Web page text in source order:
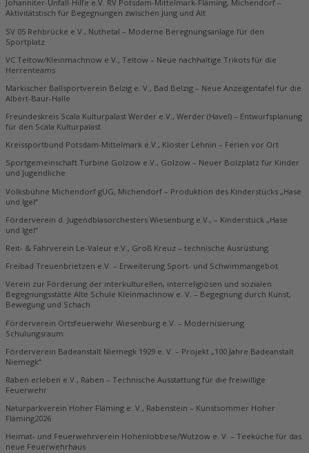
Johanniter-Unfall-Hilfe e.V. RV Potsdam-Mittelmark-Fläming, Michendorf –
Aktivitätstisch für Begegnungen zwischen Jung und Alt
SV 05 Rehbrücke e.V., Nuthetal – Moderne Beregnungsanlage für den
Sportplatz
VC Teltow/Kleinmachnow e.V., Teltow – Neue nachhaltige Trikots für die
Herrenteams
Märkischer Ballsportverein Belzig e. V., Bad Belzig – Neue Anzeigentafel für die
Albert-Baur-Halle
Freundeskreis Scala Kulturpalast Werder e.V., Werder (Havel) – Entwurfsplanung
für den Scala Kulturpalast
Kreissportbund Potsdam-Mittelmark e.V., Kloster Lehnin – Ferien vor Ort
Sportgemeinschaft Turbine Golzow e.V., Golzow – Neuer Bolzplatz für Kinder
und Jugendliche
Volksbühne Michendorf gUG, Michendorf – Produktion des Kinderstücks „Hase
und Igel“
Förderverein d. Jugendblasorchesters Wiesenburg e.V., – Kinderstück „Hase
und Igel“
Reit- & Fahrverein Le-Valeur e.V., Groß Kreuz – technische Ausrüstung
Freibad Treuenbrietzen e.V. – Erweiterung Sport- und Schwimmangebot
Verein zur Förderung der interkulturellen, interreligiösen und sozialen
Begegnungsstätte Alte Schule Kleinmachnow e. V. – Begegnung durch Kunst,
Bewegung und Schach
Förderverein Ortsfeuerwehr Wiesenburg e.V. – Modernisierung
Schulungsraum
Förderverein Badeanstalt Niemegk 1929 e. V. – Projekt „100 Jahre Badeanstalt
Niemegk“
Raben erleben e.V., Raben – Technische Ausstattung für die freiwillige
Feuerwehr
Naturparkverein Hoher Fläming e. V., Rabenstein – Kunstsommer Hoher
Fläming2026
Heimat- und Feuerwehrverein Hohenlobbese/Wutzow e. V. – Teeküche für das
neue Feuerwehrhaus